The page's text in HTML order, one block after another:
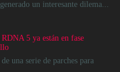
un interesante dilema...
5 ya están en fase
una serie de parches para